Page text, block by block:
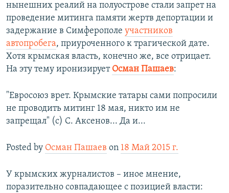
нынешних реалий на полуострове стали запрет на
проведение митинга памяти жертв депортации и
задержание в Симферополе участников
автопробега, приуроченного к трагической дате.
Хотя крымская власть, конечно же, все отрицает.
На эту тему иронизирует Осман Пашаев:
"Евросоюз врет. Крымские татары сами попросили
не проводить митинг 18 мая, никто им не
запрещал" (с) С. Аксенов... Да и...
Posted by Осман Пашаев on 18 Май 2015 г.
У крымских журналистов – иное мнение,
поразительно совпадающее с позицией власти: